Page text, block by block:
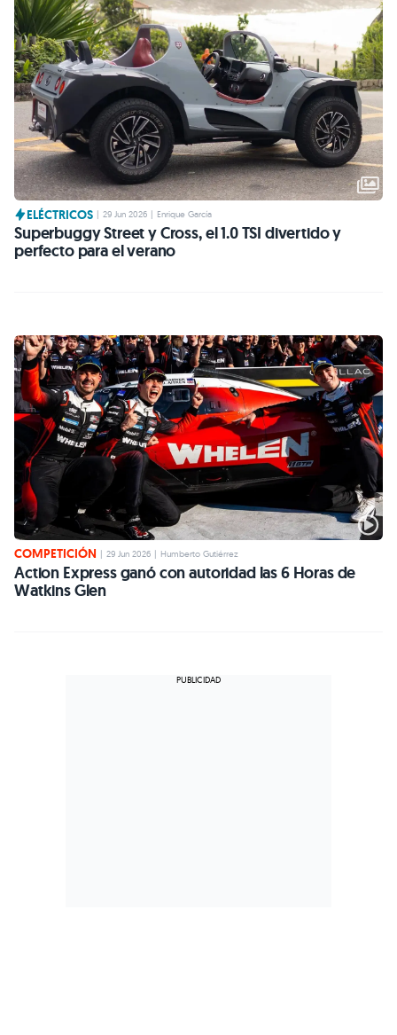
ELÉCTRICOS 29 Jun 2026 Enrique García
Superbuggy Street y Cross, el 1.0 TSI divertido y
perfecto para el verano
COMPETICIÓN | 29 Jun 2026 | Humberto Gutiérrez
Action Express ganó con autoridad las 6 Horas de
Watkins Glen